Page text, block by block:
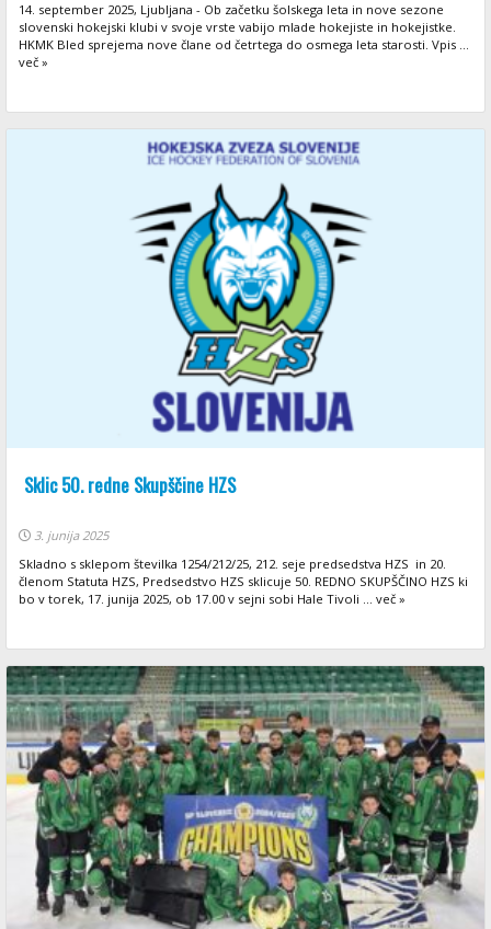
14. september 2025, Ljubljana - Ob začetku šolskega leta in nove sezone
slovenski hokejski klubi v svoje vrste vabijo mlade hokejiste in hokejistke.
HKMK Bled sprejema nove člane od četrtega do osmega leta starosti. Vpis ...
več »
Sklic 50. redne Skupščine HZS
3. junija 2025
Skladno s sklepom številka 1254/212/25, 212. seje predsedstva HZS in 20.
členom Statuta HZS, Predsedstvo HZS sklicuje 50. REDNO SKUPŠČINO HZS ki
bo v torek, 17. junija 2025, ob 17.00 v sejni sobi Hale Tivoli ... več »